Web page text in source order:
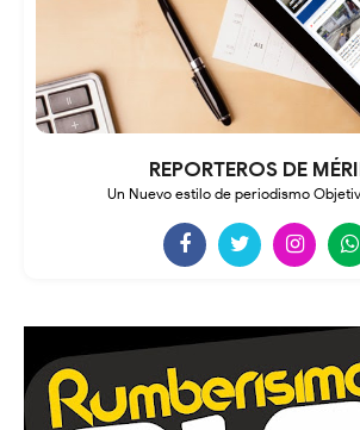
REPORTEROS DE
Un Nuevo estilo de periodismo